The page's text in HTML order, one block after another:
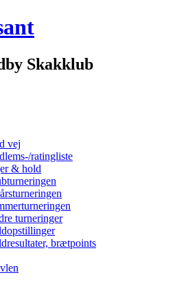
Skakklub
vej
ratingliste
& hold
turneringer
brætpoints